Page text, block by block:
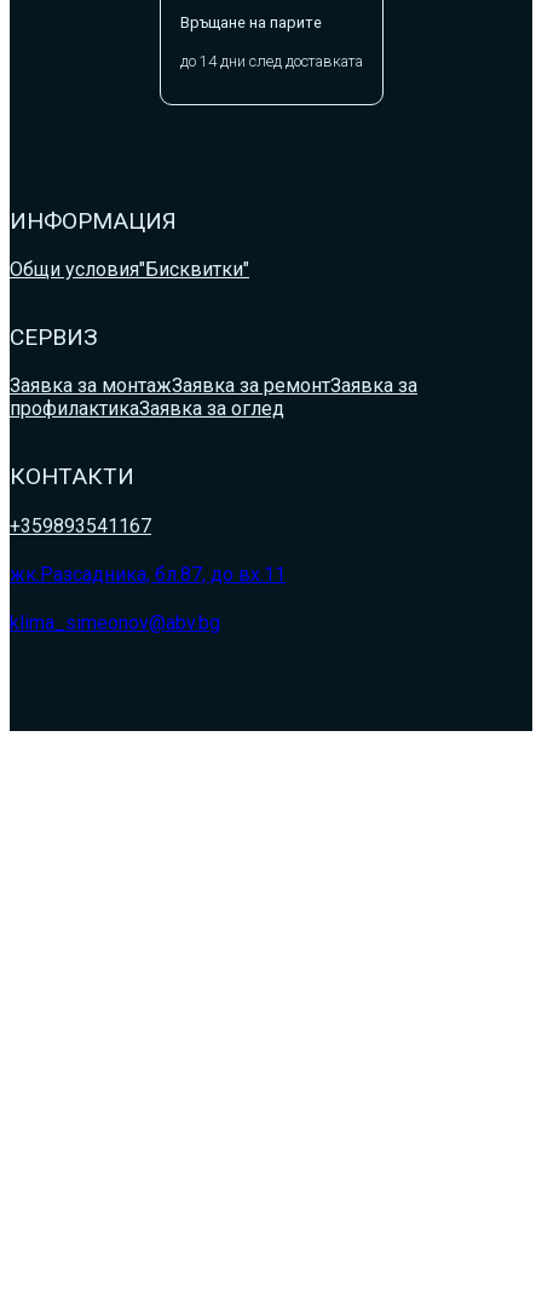
Връщане на парите
до 14 дни след доставката
ИНФОРМАЦИЯ
Общи условия"Бисквитки"
СЕРВИЗ
Заявка за монтажЗаявка за ремонтЗаявка за
профилактикаЗаявка за оглед
КОНТАКТИ
+359893541167
жк.Разсадника, бл.87, до вх.11
klima_simeonov@abv.bg